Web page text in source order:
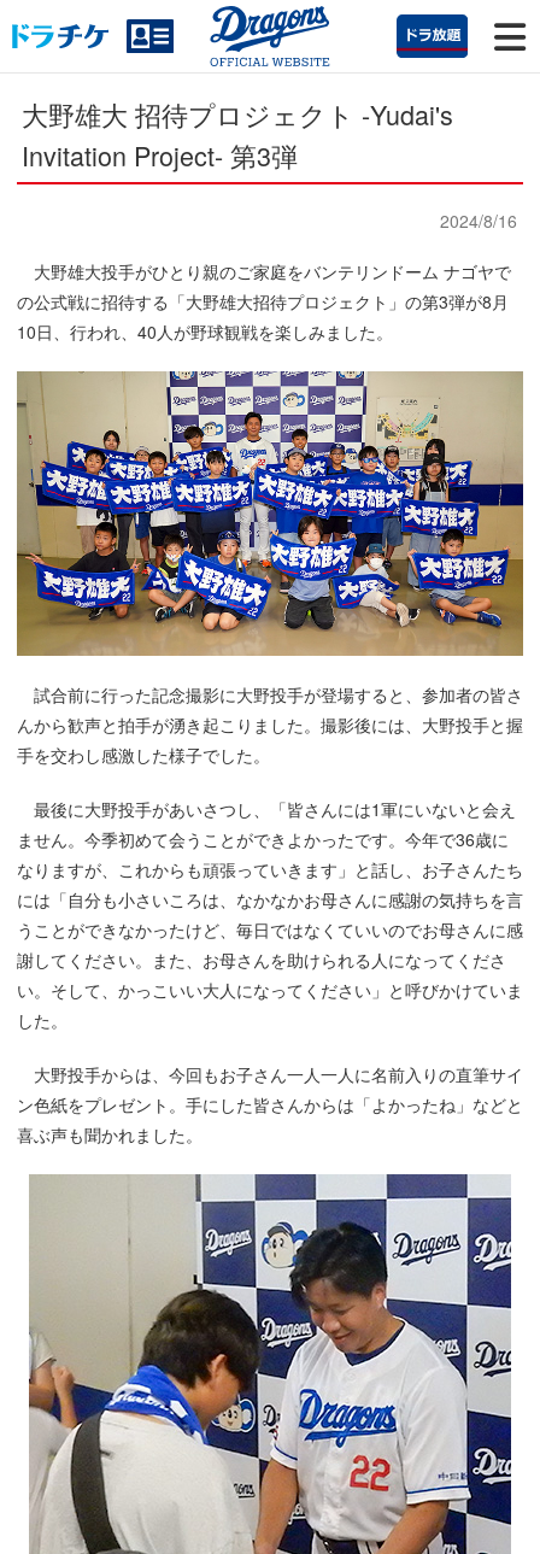
大野雄大 招待プロジェクト -Yudai's
Invitation Project- 第3弾
2024/8/16
大野雄大投手がひとり親のご家庭をバンテリンドーム ナゴヤで
の公式戦に招待する「大野雄大招待プロジェクト」の第3弾が8月
10日、行われ、40人が野球観戦を楽しみました。
試合前に行った記念撮影に大野投手が登場すると、参加者の皆さ
んから歓声と拍手が湧き起こりました。撮影後には、大野投手と握
手を交わし感激した様子でした。
最後に大野投手があいさつし、「皆さんには1軍にいないと会え
ません。今季初めて会うことができよかったです。今年で36歳に
なりますが、これからも頑張っていきます」と話し、お子さんたち
には「自分も小さいころは、なかなかお母さんに感謝の気持ちを言
うことができなかったけど、毎日ではなくていいのでお母さんに感
謝してください。また、お母さんを助けられる人になってくださ
い。そして、かっこいい大人になってください」と呼びかけていま
した。
大野投手からは、今回もお子さん一人一人に名前入りの直筆サイ
ン色紙をプレゼント。手にした皆さんからは「よかったね」などと
喜ぶ声も聞かれました。